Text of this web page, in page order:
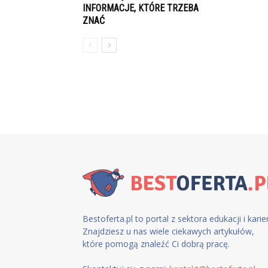
INFORMACJE, KTÓRE TRZEBA
ZNAĆ
Bestoferta.pl to portal z sektora edukacji i
Znajdziesz u nas wiele ciekawych artykułów,
które pomogą znaleźć Ci dobrą pracę.